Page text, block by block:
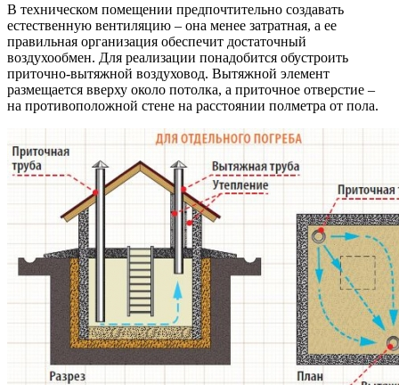
В техническом помещении предпочтительно создавать
естественную вентиляцию – она менее затратная, а ее
правильная организация обеспечит достаточный
воздухообмен. Для реализации понадобится обустроить
приточно-вытяжной воздуховод. Вытяжной элемент
размещается вверху около потолка, а приточное отверстие –
на противоположной стене на расстоянии полметра от пола.